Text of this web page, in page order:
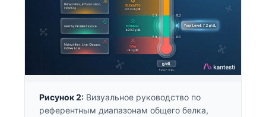
Рисунок 2: Визуальное руководство по
референтным диапазонам общего белка,